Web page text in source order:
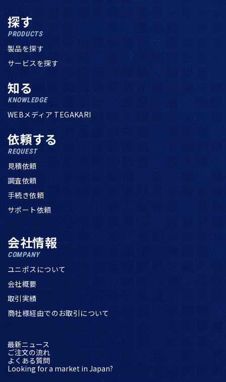
探す
PRODUCTS
製品を探す
サービスを探す
知る
KNOWLEDGE
WEBメディア TEGAKARI
依頼する
REQUEST
見積依頼
調査依頼
手続き依頼
サポート依頼
会社情報
COMPANY
ユニポスについて
会社概要
取引実績
商社様経由でのお取引について
最新ニュース
ご注文の流れ
よくある質問
Looking for a market in Japan?